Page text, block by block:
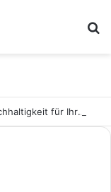
Holz Pendelleuchten: Eleganz und Nachhaltigkeit für Ihr Zuhause